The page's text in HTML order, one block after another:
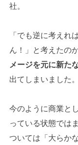
社。
「でも逆に考えれ
ん！」と考えたの
メージを元に新た
出てしまいました。
今のように商業と
っている状態では
ついては「大らか